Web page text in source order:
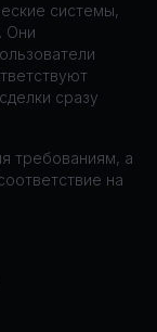
системы,
Они
сразу
требованиям, а
на